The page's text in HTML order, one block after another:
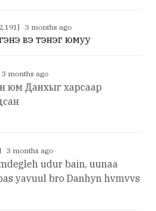
3 months ago
вэ тэнэг юмуу
months ago
юм Данхыг харсаар
3 months ago
udur bain, uunaa
yavuul bro Danhyn hvmvvs